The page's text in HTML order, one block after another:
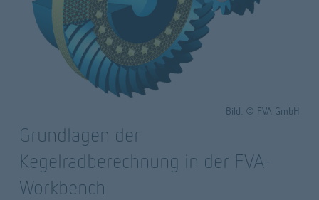
Bild: © FVA GmbH
Grundlagen der
Kegelradberechnung in der FVA-
Workbench